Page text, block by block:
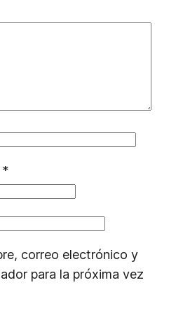
*
correo electrónico y
para la próxima vez